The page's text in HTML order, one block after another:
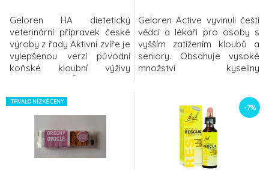
Geloren HA dietetický
veterinární přípravek české
výroby z řady Aktivní zvíře je
vylepšenou verzí původní
koňské kloubní výživy
Gelorenhorse Želé kostky s
obsahem účinných látek
doporučují chovatelé
závodních koní pro péči o
klouby a k prodloužení
aktivního života nejen
Geloren Active vyvinuli čeští
vědci a lékaři pro osoby s
vyšším zatížením kloubů a
seniory. Obsahuje vysoké
množství kyseliny
hydrolyzovaného kolagenu,
želatiny a vitamínu C, jenž
přispívá k normální tvorbě
kolagenu nezbytného pro
normální funkci kostí a
chrupavek.Pečujte o své
TRVALO NÍZKÉ CENY
-7%